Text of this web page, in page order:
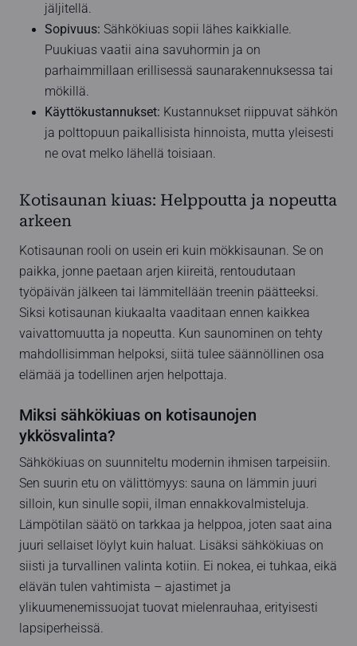
jäljitellä.
Sopivuus: Sähkökiuas sopii lähes kaikkialle.
Puukiuas vaatii aina savuhormin ja on
parhaimmillaan erillisessä saunarakennuksessa tai
mökillä.
Käyttökustannukset: Kustannukset riippuvat sähkön
ja polttopuun paikallisista hinnoista, mutta yleisesti
ne ovat melko lähellä toisiaan.
Kotisaunan kiuas: Helppoutta ja nopeutta
arkeen
Kotisaunan rooli on usein eri kuin mökkisaunan. Se on
paikka, jonne paetaan arjen kiireitä, rentoudutaan
työpäivän jälkeen tai lämmitellään treenin päätteeksi.
Siksi kotisaunan kiukaalta vaaditaan ennen kaikkea
vaivattomuutta ja nopeutta. Kun saunominen on tehty
mahdollisimman helpoksi, siitä tulee säännöllinen osa
elämää ja todellinen arjen helpottaja.
Miksi sähkökiuas on kotisaunojen
ykkösvalinta?
Sähkökiuas on suunniteltu modernin ihmisen tarpeisiin.
Sen suurin etu on välittömyys: sauna on lämmin juuri
silloin, kun sinulle sopii, ilman ennakkovalmisteluja.
Lämpötilan säätö on tarkkaa ja helppoa, joten saat aina
juuri sellaiset löylyt kuin haluat. Lisäksi sähkökiuas on
siisti ja turvallinen valinta kotiin. Ei nokea, ei tuhkaa, eikä
elävän tulen vahtimista – ajastimet ja
ylikuumenemissuojat tuovat mielenrauhaa, erityisesti
lapsiperheissä.